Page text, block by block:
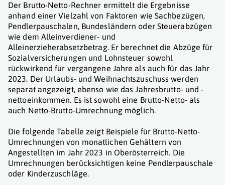
Der Brutto-Netto-Rechner ermittelt die Ergebnisse
anhand einer Vielzahl von Faktoren wie Sachbezügen,
Pendlerpauschalen, Bundesländern oder Steuerabzügen
wie dem Alleinverdiener- und
Alleinerzieherabsetzbetrag. Er berechnet die Abzüge für
Sozialversicherungen und Lohnsteuer sowohl
rückwirkend für vergangene Jahre als auch für das Jahr
2023. Der Urlaubs- und Weihnachtszuschuss werden
separat angezeigt, ebenso wie das Jahresbrutto- und -
nettoeinkommen. Es ist sowohl eine Brutto-Netto- als
auch Netto-Brutto-Umrechnung möglich.
Die folgende Tabelle zeigt Beispiele für Brutto-Netto-
Umrechnungen von monatlichen Gehältern von
Angestellten im Jahr 2023 in Oberösterreich. Die
Umrechnungen berücksichtigen keine Pendlerpauschale
oder Kinderzuschläge.